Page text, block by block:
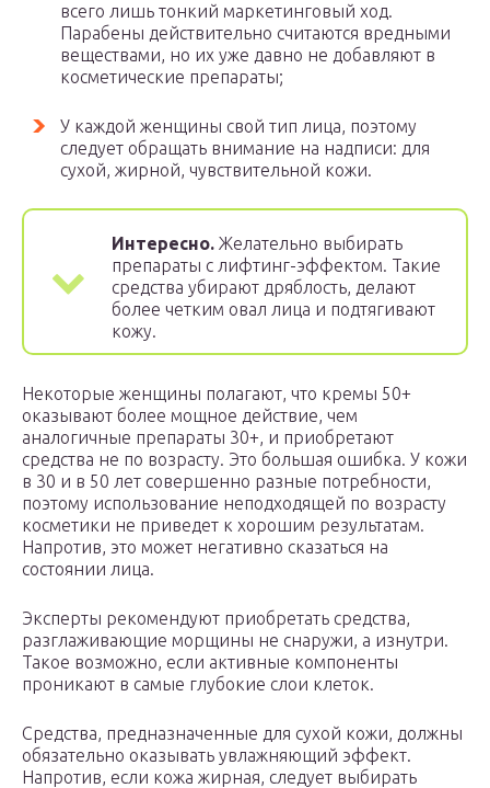
всего лишь тонкий маркетинговый ход.
Парабены действительно считаются вредными
веществами, но их уже давно не добавляют в
косметические препараты;
У каждой женщины свой тип лица, поэтому
следует обращать внимание на надписи: для
сухой, жирной, чувствительной кожи.
Интересно. Желательно выбирать
препараты с лифтинг-эффектом. Такие
средства убирают дряблость, делают
более четким овал лица и подтягивают
кожу.
Некоторые женщины полагают, что кремы 50+
оказывают более мощное действие, чем
аналогичные препараты 30+, и приобретают
средства не по возрасту. Это большая ошибка. У кожи
в 30 и в 50 лет совершенно разные потребности,
поэтому использование неподходящей по возрасту
косметики не приведет к хорошим результатам.
Напротив, это может негативно сказаться на
состоянии лица.
Эксперты рекомендуют приобретать средства,
разглаживающие морщины не снаружи, а изнутри.
Такое возможно, если активные компоненты
проникают в самые глубокие слои клеток.
Средства, предназначенные для сухой кожи, должны
обязательно оказывать увлажняющий эффект.
Напротив, если кожа жирная, следует выбирать